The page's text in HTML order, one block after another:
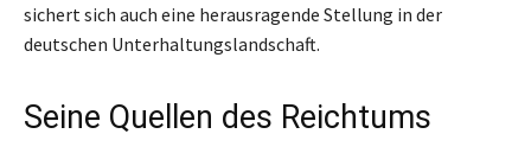
sichert sich auch eine herausragende Stellung in der
deutschen Unterhaltungslandschaft.
Seine Quellen des Reichtums